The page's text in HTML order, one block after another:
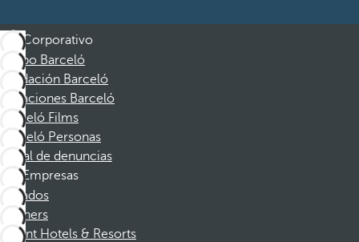
Corporativo
Grupo Barceló
Fundación Barceló
Vacaciones Barceló
Barceló Films
Barceló Personas
Canal de denuncias
Empresas
Afiliados
Partners
Dorint Hotels & Resorts